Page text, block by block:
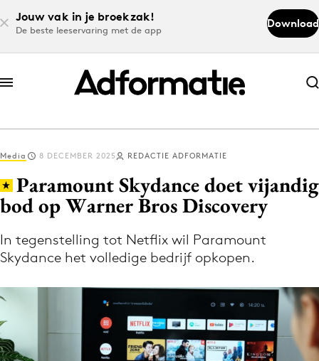
Jouw vak in je broekzak!
De beste leeservaring met de app
Download
Abonneer nu
Abonneer nu
Log in
Volg het laatste nieuws via de Adformatie
Nieuws app
Media 8 DECEMBER 2025 REDACTIE ADFORMATIE
Paramount Skydance doet vijandig
bod op Warner Bros Discovery
In tegenstelling tot Netflix wil Paramount
Skydance het volledige bedrijf opkopen.